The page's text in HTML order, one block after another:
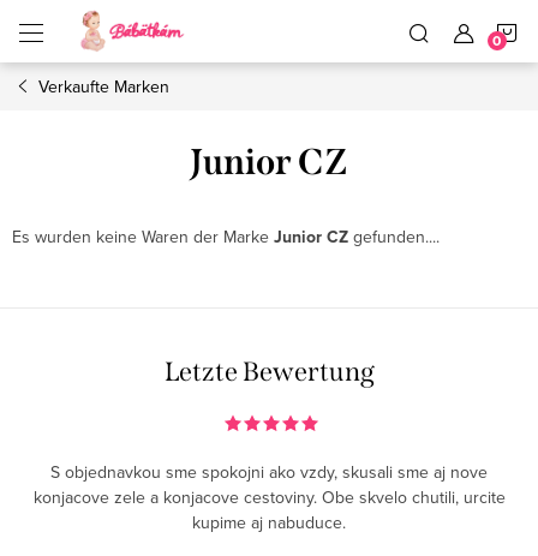
Inhalt
springen
Verkaufte Marken
Junior CZ
Es wurden keine Waren der Marke Junior CZ gefunden....
Letzte Bewertung
S objednavkou sme spokojni ako vzdy, skusali sme aj nove
konjacove zele a konjacove cestoviny. Obe skvelo chutili, urcite
kupime aj nabuduce.